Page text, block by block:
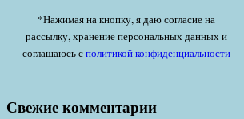
*Нажимая на кнопку, я даю согласие на
рассылку, хранение персональных данных и
соглашаюсь сполитикой конфиденциальности
Свежие комментарии